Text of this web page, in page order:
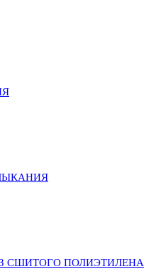
СШИТОГО ПОЛИЭТИЛЕНА